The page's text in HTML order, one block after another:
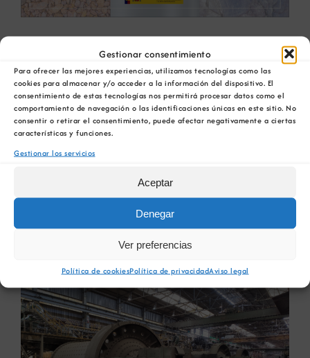
Gestionar consentimiento
Para ofrecer las mejores experiencias, utilizamos tecnologías como las
cookies para almacenar y/o acceder a la información del dispositivo. El
consentimiento de estas tecnologías nos permitirá procesar datos como el
comportamiento de navegación o las identificaciones únicas en este sitio. No
consentir o retirar el consentimiento, puede afectar negativamente a ciertas
características y funciones.
Gestionar los servicios
Aceptar
Denegar
Ver preferencias
Política de cookiesPolítica de privacidadAviso legal
Sale a consulta pública la
Hoja de Ruta para la
gestión sostenible de
Materias Primas Minerales
El Ministerio para la Transición Ecológica y el
Reto Demográfico [...]
27 octubre, 2020